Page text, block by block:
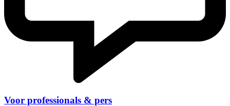
Voor professionals & pers